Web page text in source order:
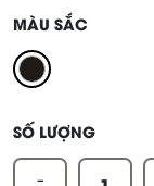
MÀU SẮC
SỐ LƯỢNG
-